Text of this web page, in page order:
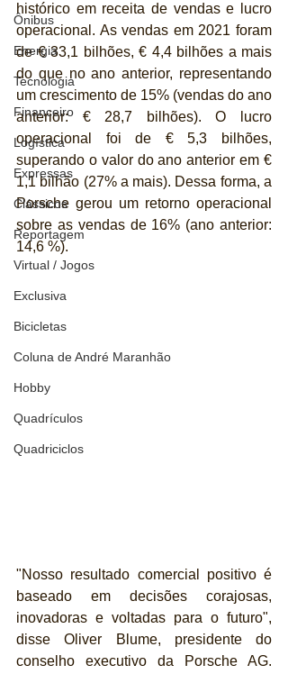
Ônibus
Energia
Tecnologia
Financeiro
Logística
Expressas
Clássicos
Reportagem
Virtual / Jogos
Exclusiva
Bicicletas
Coluna de André Maranhão
Hobby
Quadrículos
Quadriciclos
histórico em receita de vendas e lucro
operacional. As vendas em 2021 foram
de € 33,1 bilhões, € 4,4 bilhões a mais
do que no ano anterior, representando
um crescimento de 15% (vendas do ano
anterior: € 28,7 bilhões). O lucro
operacional foi de € 5,3 bilhões,
superando o valor do ano anterior em €
1,1 bilhão (27% a mais). Dessa forma, a
Porsche gerou um retorno operacional
sobre as vendas de 16% (ano anterior:
14,6 %).
"Nosso resultado comercial positivo é
baseado em decisões corajosas,
inovadoras e voltadas para o futuro",
disse Oliver Blume, presidente do
conselho executivo da Porsche AG.